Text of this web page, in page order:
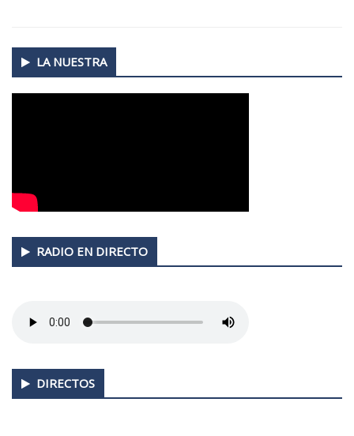
Secondary
Sidebar
LA NUESTRA
RADIO EN DIRECTO
DIRECTOS